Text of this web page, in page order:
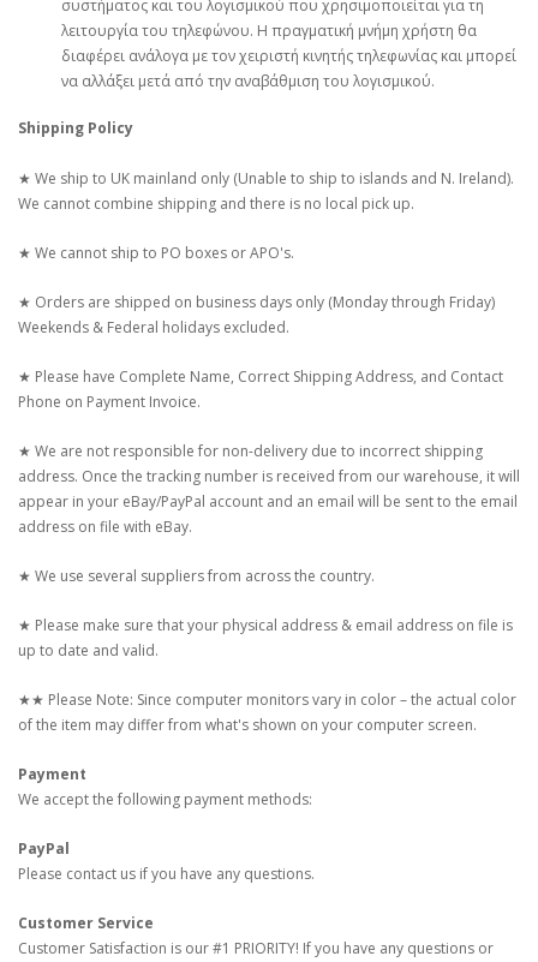
συστήματος και του λογισμικού που χρησιμοποιείται για τη
λειτουργία του τηλεφώνου. Η πραγματική μνήμη χρήστη θα
διαφέρει ανάλογα με τον χειριστή κινητής τηλεφωνίας και μπορεί
να αλλάξει μετά από την αναβάθμιση του λογισμικού.
Shipping Policy
★ We ship to UK mainland only (Unable to ship to islands and N. Ireland).
We cannot combine shipping and there is no local pick up.
★ We cannot ship to PO boxes or APO's.
★ Orders are shipped on business days only (Monday through Friday)
Weekends & Federal holidays excluded.
★ Please have Complete Name, Correct Shipping Address, and Contact
Phone on Payment Invoice.
★ We are not responsible for non-delivery due to incorrect shipping
address. Once the tracking number is received from our warehouse, it will
appear in your eBay/PayPal account and an email will be sent to the email
address on file with eBay.
★ We use several suppliers from across the country.
★ Please make sure that your physical address & email address on file is
up to date and valid.
★★ Please Note: Since computer monitors vary in color – the actual color
of the item may differ from what's shown on your computer screen.
Payment
We accept the following payment methods:
PayPal
Please contact us if you have any questions.
Customer Service
Customer Satisfaction is our #1 PRIORITY! If you have any questions or